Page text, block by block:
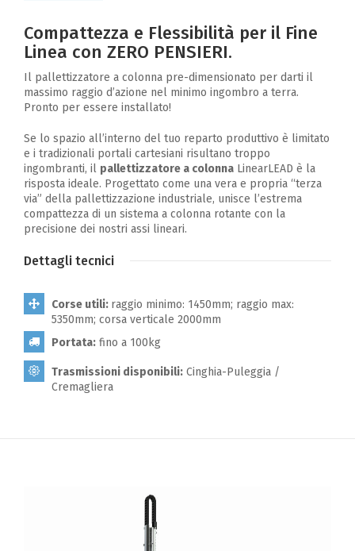
Compattezza e Flessibilità per il Fine
Linea con ZERO PENSIERI.
Il pallettizzatore a colonna pre-dimensionato per darti il
massimo raggio d’azione nel minimo ingombro a terra.
Pronto per essere installato!
Se lo spazio all’interno del tuo reparto produttivo è limitato
e i tradizionali portali cartesiani risultano troppo
ingombranti, il pallettizzatore a colonna LinearLEAD è la
risposta ideale. Progettato come una vera e propria “terza
via” della pallettizzazione industriale, unisce l’estrema
compattezza di un sistema a colonna rotante con la
precisione dei nostri assi lineari.
Dettagli tecnici
Corse utili: raggio minimo: 1450mm; raggio max:
5350mm; corsa verticale 2000mm
Portata: fino a 100kg
Trasmissioni disponibili: Cinghia-Puleggia /
Cremagliera